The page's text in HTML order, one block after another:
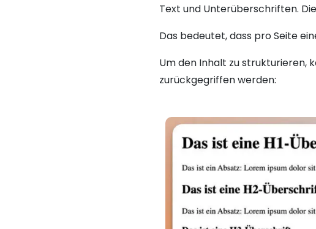
Text und Unterüberschriften.
Das bedeutet, dass pro Seite
Um den Inhalt zu strukturieren,
zurückgegriffen werden: